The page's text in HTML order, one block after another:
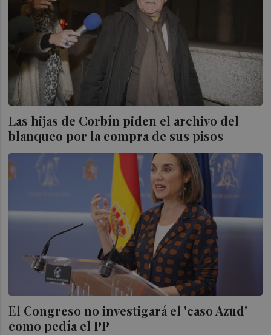
Las hijas de Corbín piden el archivo del
blanqueo por la compra de sus pisos
El Congreso no investigará el 'caso Azud'
como pedía el PP